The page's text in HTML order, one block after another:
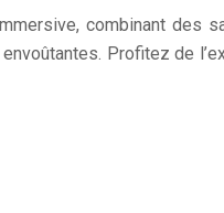
combinant
Profitez de